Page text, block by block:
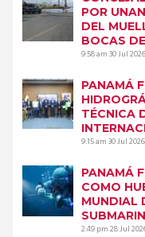
POR
DEL
BOCAS
9:58 am30 Jul 2026
PANAMÁ
TÉCNICA
9:15 am30 Jul 2026
PANAMÁ
COMO
MUNDIAL
2:49 pm28 Jul